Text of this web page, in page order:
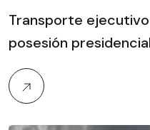
Transporte
posesión